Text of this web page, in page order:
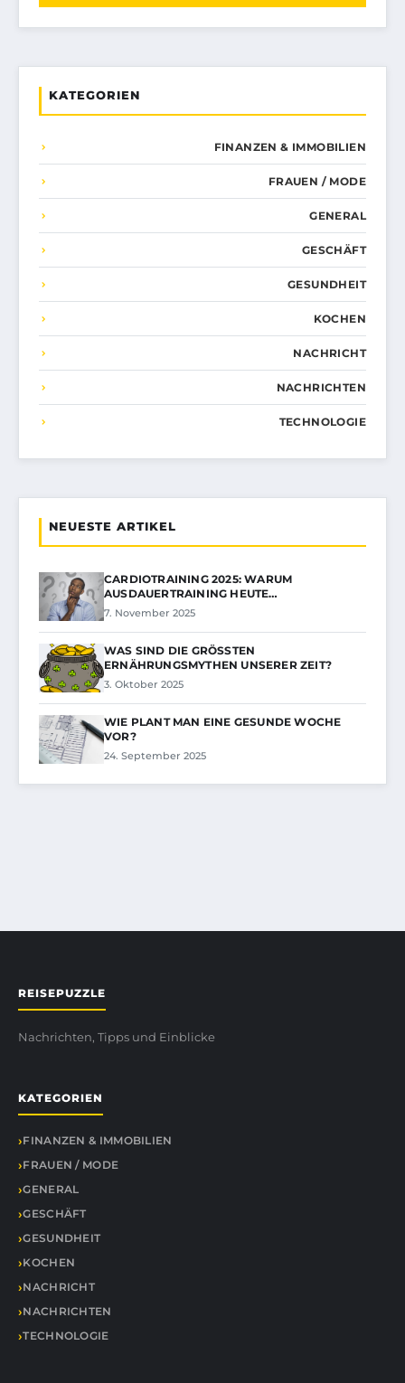
KATEGORIEN
FINANZEN & IMMOBILIEN
FRAUEN / MODE
GENERAL
GESCHÄFT
GESUNDHEIT
KOCHEN
NACHRICHT
NACHRICHTEN
TECHNOLOGIE
NEUESTE ARTIKEL
CARDIOTRAINING 2025: WARUM
AUSDAUERTRAINING HEUTE…
7. November 2025
WAS SIND DIE GRÖSSTEN E
RNÄHRUNGSMYTHEN UNSERER ZEIT?
3. Oktober 2025
WIE PLANT MAN EINE GESUNDE WOCHE
VOR?
24. September 2025
REISEPUZZLE
Nachrichten, Tipps und Einblicke
KATEGORIEN
FINANZEN & IMMOBILIEN
FRAUEN / MODE
GENERAL
GESCHÄFT
GESUNDHEIT
KOCHEN
NACHRICHT
NACHRICHTEN
TECHNOLOGIE